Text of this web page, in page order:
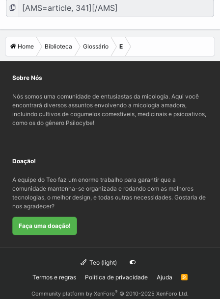
Home Biblioteca Glossário E
Sobre Nós
Nós somos uma comunidade de entusiastas da micologia. Aqui você
encontrará diversos assuntos envolvendo a micologia amadora,
incluindo cultivos de cogumelos comestíveis, medicinais e psicoativos,
como os do gênero Psilocybe!
Doação!
A equipe do Teo faz um enorme trabalho para garantir que a
comunidade mantenha-se organizada e rodando com as melhores
tecnologias, o melhor design, e todas outras necessidades. Gostaria de
nos agradecer?
Faça uma doação!
Teo (light)
Termos e regras
Política de privacidade Ajuda
R
Community platform by XenForo® © 2010-2025 XenForo Ltd.